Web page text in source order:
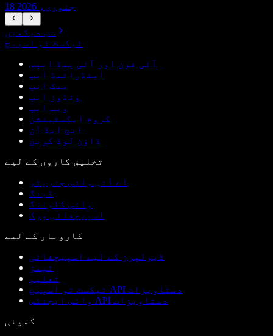
18 جنوری، 2026
سب دیکھیں
ٹیکسٹ ٹو اسپیچ
آئی فون اور آئی پیڈ ایپس
اینڈرائیڈ ایپ
میک ایپ
ونڈوز ایپ
ویب ایپ
کروم ایکسٹینشن
ایج ایڈ آن
ڈاؤن لوڈ کریں
تخلیق کاروں کے لیے
اے آئی وائس جنریٹر
ڈبنگ
وائس کلوننگ
اسپیچفائی ورک
کاروبار کے لیے
ڈیولپرز کے لیے اسپیچفائی
ٹیمز
تعلیم
ٹیکسٹ ٹو اسپیچ API دستاویزات
وائس ایجنٹس API دستاویزات
کمپنی